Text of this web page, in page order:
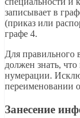
записывает в
(приказ или
графе 4.
Для правильного
должен знать, что
нумерации.
переименовании
Занесение